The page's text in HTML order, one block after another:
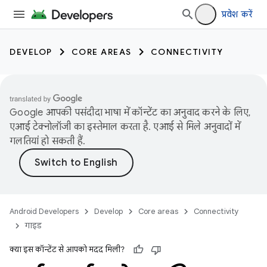
प्रवेश करें
DEVELOP CORE AREAS CONNECTIVITY
Google आपकी पसंदीदा भाषा में कॉन्टेंट का अनुवाद करने के लिए,
एआई टेक्नोलॉजी का इस्तेमाल करता है. एआई से मिले अनुवादों में
गलतियां हो सकती हैं.
Android Developers Develop Core areas
Connectivity
गाइड
क्या इस कॉन्टेंट से आपको मदद मिली?